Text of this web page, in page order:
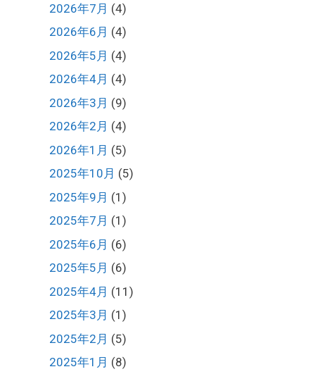
2026年7月 (4)
2026年6月 (4)
2026年5月 (4)
2026年4月 (4)
2026年3月 (9)
2026年2月 (4)
2026年1月 (5)
2025年10月 (5)
2025年9月 (1)
2025年7月 (1)
2025年6月 (6)
2025年5月 (6)
2025年4月 (11)
2025年3月 (1)
2025年2月 (5)
2025年1月 (8)